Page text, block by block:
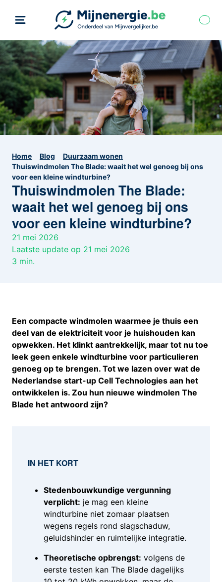
Home Blog
Duurzaam wonen
Thuiswindmolen The Blade: waait het wel genoeg bij ons
voor een kleine windturbine?
Thuiswindmolen The Blade:
waait het wel genoeg bij ons
voor een kleine windturbine?
21 mei 2026
Laatste update op 21 mei 2026
3 min.
Een compacte windmolen waarmee je thuis een
deel van de elektriciteit voor je huishouden kan
opwekken. Het klinkt aantrekkelijk, maar tot nu toe
leek geen enkele windturbine voor particulieren
genoeg op te brengen. Tot we lazen over wat de
Nederlandse start-up Cell Technologies aan het
ontwikkelen is. Zou hun nieuwe windmolen The
Blade het antwoord zijn?
IN HET KORT
Stedenbouwkundige vergunning
verplicht: je mag een kleine
windturbine niet zomaar plaatsen
wegens regels rond slagschaduw,
geluidshinder en ruimtelijke integratie.
Theoretische opbrengst: volgens de
eerste testen kan The Blade dagelijks